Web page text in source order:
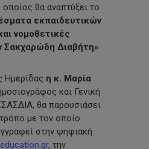
θα αναπτύξει το
εκπαιδευτικών
νομοθετικές
Σακχαρώδη Διαβήτη»
Ημερίδας η κ. Μαρία
και Γενική
θα παρουσιάσει
με τον οποίο
στην ψηφιακή
, την